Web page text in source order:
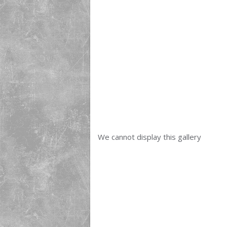
We cannot display this gallery